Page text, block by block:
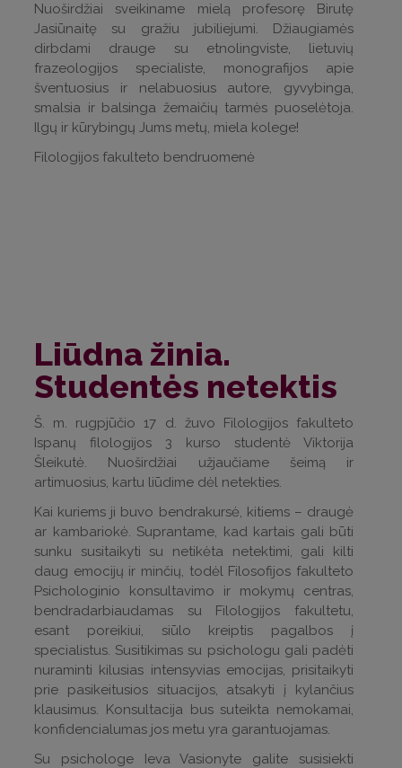
Nuoširdžiai sveikiname mielą profesorę Birutę
Jasiūnaitę su gražiu jubiliejumi. Džiaugiamės
dirbdami drauge su etnolingviste, lietuvių
frazeologijos specialiste, monografijos apie
šventuosius ir nelabuosius autore, gyvybinga,
smalsia ir balsinga žemaičių tarmės puoselėtoja.
Ilgų ir kūrybingų Jums metų, miela kolege!
Filologijos fakulteto bendruomenė
Liūdna žinia.
Studentės netektis
Š. m. rugpjūčio 17 d. žuvo Filologijos fakulteto
Ispanų filologijos 3 kurso studentė Viktorija
Šleikutė. Nuoširdžiai užjaučiame šeimą ir
artimuosius, kartu liūdime dėl netekties.
Kai kuriems ji buvo bendrakursė, kitiems – draugė
ar kambariokė. Suprantame, kad kartais gali būti
sunku susitaikyti su netikėta netektimi, gali kilti
daug emocijų ir minčių, todėl Filosofijos fakulteto
Psichologinio konsultavimo ir mokymų centras,
bendradarbiaudamas su Filologijos fakultetu,
esant poreikiui, siūlo kreiptis pagalbos į
specialistus. Susitikimas su psichologu gali padėti
nuraminti kilusias intensyvias emocijas, prisitaikyti
prie pasikeitusios situacijos, atsakyti į kylančius
klausimus. Konsultacija bus suteikta nemokamai,
konfidencialumas jos metu yra garantuojamas.
Su psichologe Ieva Vasionyte galite susisiekti